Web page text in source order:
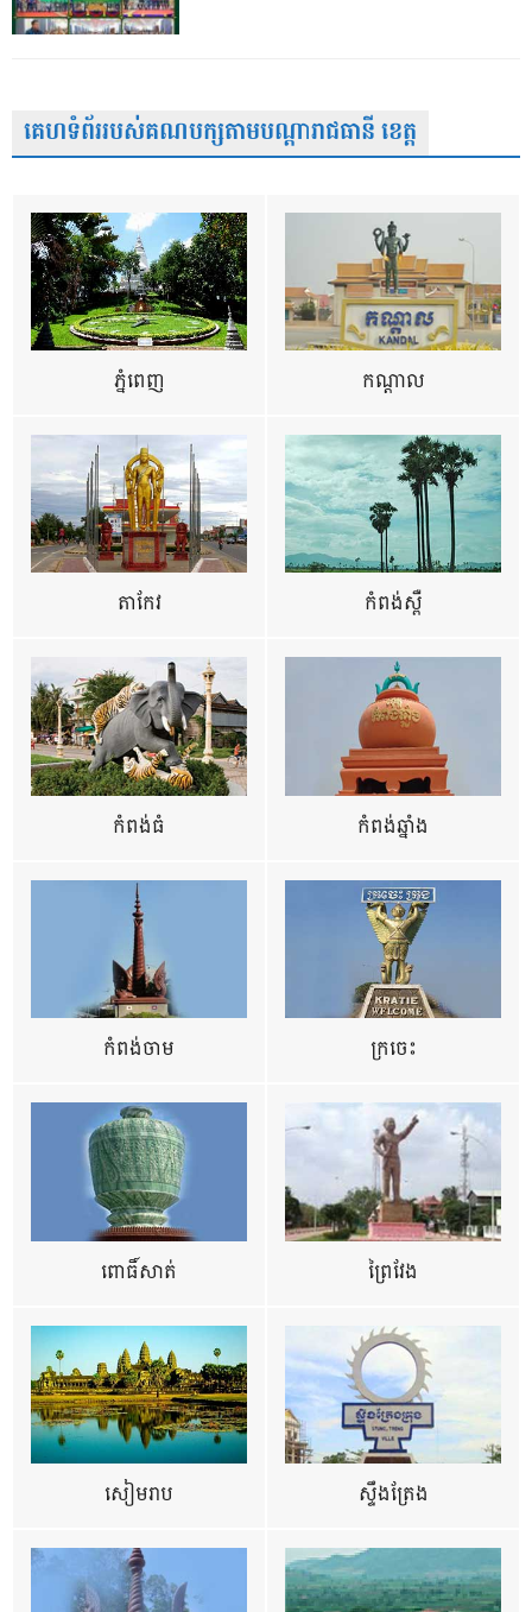
គេហទំព័ររបស់គណបក្សតាមបណ្តារាជធានី ខេត្ត
ភ្នំពេញ កណ្តាល
តាកែវ កំពង់ស្ពឺ
កំពង់ធំ កំពង់ឆ្នាំង
កំពង់ចាម ក្រចេះ
ពោធិ៍សាត់ ព្រៃវែង
សៀមរាប ស្ទឹងត្រែង